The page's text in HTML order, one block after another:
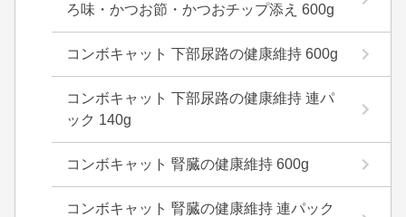
ろ味・かつお節・かつおチップ添え 600g
コンボキャット 下部尿路の健康維持 600g
コンボキャット 下部尿路の健康維持 連パ
ック 140g
コンボキャット 腎臓の健康維持 600g
コンボキャット 腎臓の健康維持 連パック